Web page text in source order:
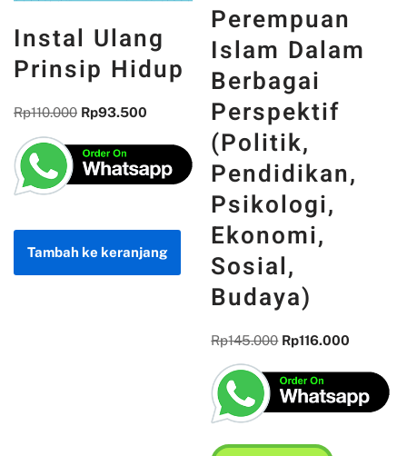
Instal Ulang
Prinsip Hidup
Rp110.000 Rp93.500
Tambah ke keranjang
Perempuan
Islam Dalam
Berbagai
Perspektif
(Politik,
Pendidikan,
Psikologi,
Ekonomi,
Sosial,
Budaya)
Rp145.000 Rp116.000